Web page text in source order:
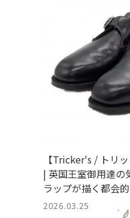
【Tricker's / トリ
| 英国王室御用達の
ラップが描く都会
2026.03.25